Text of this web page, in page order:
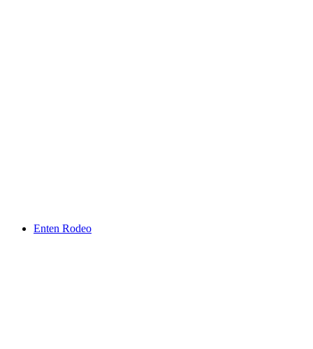
Enten Rodeo